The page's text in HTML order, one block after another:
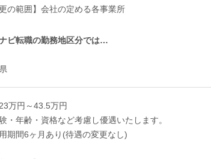
の範囲】会社の定める各事業所
ビ転職の勤務地区分では…
万円～43.5万円
・年齢・資格など考慮し優遇いたします。
期間6ヶ月あり(待遇の変更なし)